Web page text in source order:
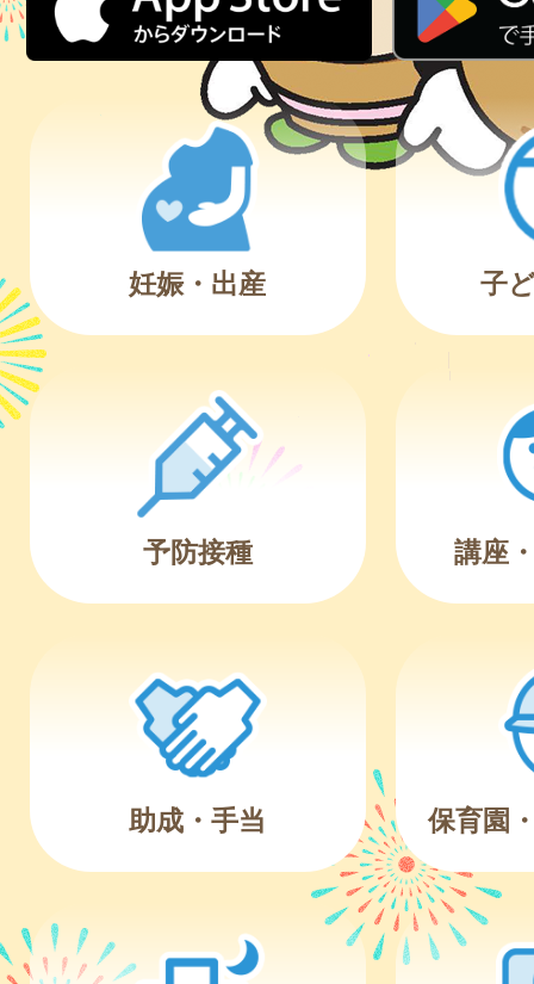
妊娠・出産 子
予防接種 講座
助成・手当 保育園